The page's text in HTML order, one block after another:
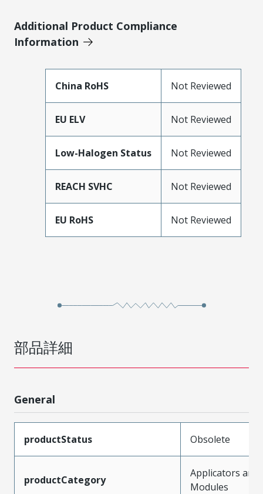
Additional Product Compliance
Information
China RoHS Not Reviewed
EU ELV Not Reviewed
Low-Halogen Status Not Reviewed
REACH SVHC Not Reviewed
EU RoHS Not Reviewed
部品詳細
General
productStatus Obsolete
productCategory
Applicators and
Modules